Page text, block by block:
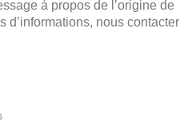
à propos de l’origine de
d’informations, nous contacter